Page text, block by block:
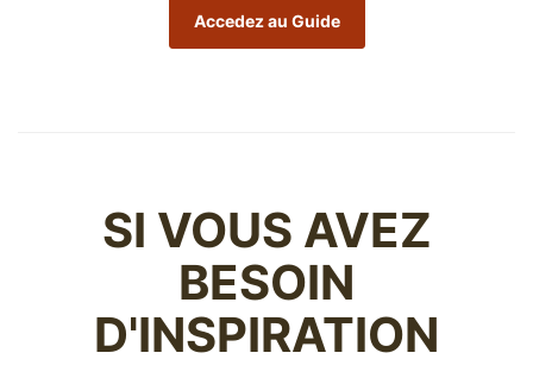
Accedez au Guide
SI VOUS AVEZ
BESOIN
D'INSPIRATION